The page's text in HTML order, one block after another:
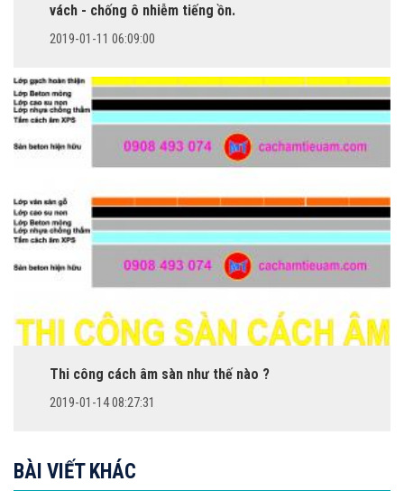
vách - chống ô nhiễm tiếng ồn.
2019-01-11 06:09:00
Thi công cách âm sàn như thế nào ?
2019-01-14 08:27:31
BÀI VIẾT KHÁC